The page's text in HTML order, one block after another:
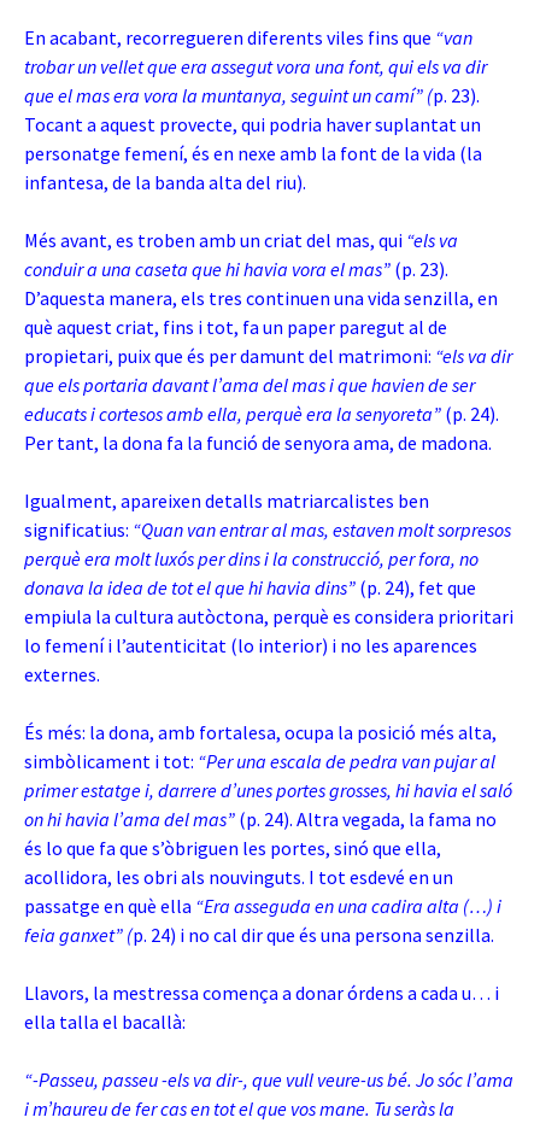
En acabant, recorregueren diferents viles fins que “van
trobar un vellet que era assegut vora una font, qui els va dir
que el mas era vora la muntanya, seguint un camí” (p. 23).
Tocant a aquest provecte, qui podria haver suplantat un
personatge femení, és en nexe amb la font de la vida (la
infantesa, de la banda alta del riu).
Més avant, es troben amb un criat del mas, qui “els va
conduir a una caseta que hi havia vora el mas” (p. 23).
D’aquesta manera, els tres continuen una vida senzilla, en
què aquest criat, fins i tot, fa un paper paregut al de
propietari, puix que és per damunt del matrimoni: “els va dir
que els portaria davant l’ama del mas i que havien de ser
educats i cortesos amb ella, perquè era la senyoreta” (p. 24).
Per tant, la dona fa la funció de senyora ama, de madona.
Igualment, apareixen detalls matriarcalistes ben
significatius: “Quan van entrar al mas, estaven molt sorpresos
perquè era molt luxós per dins i la construcció, per fora, no
donava la idea de tot el que hi havia dins” (p. 24), fet que
empiula la cultura autòctona, perquè es considera prioritari
lo femení i l’autenticitat (lo interior) i no les aparences
externes.
És més: la dona, amb fortalesa, ocupa la posició més alta,
simbòlicament i tot: “Per una escala de pedra van pujar al
primer estatge i, darrere d’unes portes grosses, hi havia el saló
on hi havia l’ama del mas” (p. 24). Altra vegada, la fama no
és lo que fa que s’òbriguen les portes, sinó que ella,
acollidora, les obri als nouvinguts. I tot esdevé en un
passatge en què ella “Era asseguda en una cadira alta (…) i
feia ganxet” (p. 24) i no cal dir que és una persona senzilla.
Llavors, la mestressa comença a donar órdens a cada u… i
ella talla el bacallà:
“-Passeu, passeu -els va dir-, que vull veure-us bé. Jo sóc l’ama
i m’haureu de fer cas en tot el que vos mane. Tu seràs la